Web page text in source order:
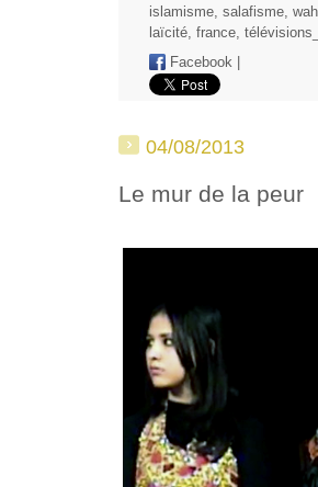
islamisme salafisme
laïcité france
Facebook
04/08/2013
Le mur de la peur